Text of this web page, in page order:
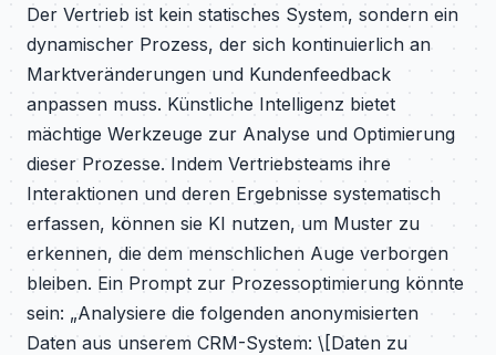
Der Vertrieb ist kein statisches System, sondern ein
dynamischer Prozess, der sich kontinuierlich an
Marktveränderungen und Kundenfeedback
anpassen muss. Künstliche Intelligenz bietet
mächtige Werkzeuge zur Analyse und Optimierung
dieser Prozesse. Indem Vertriebsteams ihre
Interaktionen und deren Ergebnisse systematisch
erfassen, können sie KI nutzen, um Muster zu
erkennen, die dem menschlichen Auge verborgen
bleiben. Ein Prompt zur Prozessoptimierung könnte
sein: „Analysiere die folgenden anonymisierten
Daten aus unserem CRM-System: \[Daten zu